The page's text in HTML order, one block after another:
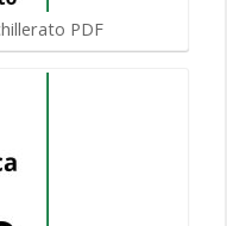
PDF